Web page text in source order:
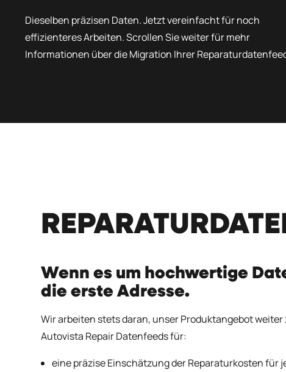
Dieselben präzisen Daten. Jetzt vereinfacht für noch
effizienteres Arbeiten. Scrollen Sie weiter für mehr
Informationen über die Migration Ihrer
Wenn es um hochwertige
die erste Adresse.
Wir arbeiten stets daran, unser Produktangebot
Autovista Repair Datenfeeds für:
eine präzise Einschätzung der Reparaturkosten für